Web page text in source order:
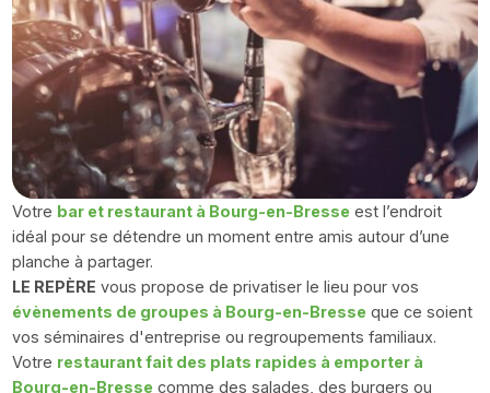
Votre bar et restaurant à Bourg-en-Bresse est l’endroit
idéal pour se détendre un moment entre amis autour d’une
planche à partager.
LE REPÈRE vous propose de privatiser le lieu pour vos
évènements de groupes à Bourg-en-Bresse que ce soient
vos séminaires d'entreprise ou regroupements familiaux.
Votre restaurant fait des plats rapides à emporter à
Bourg-en-Bresse comme des salades, des burgers ou